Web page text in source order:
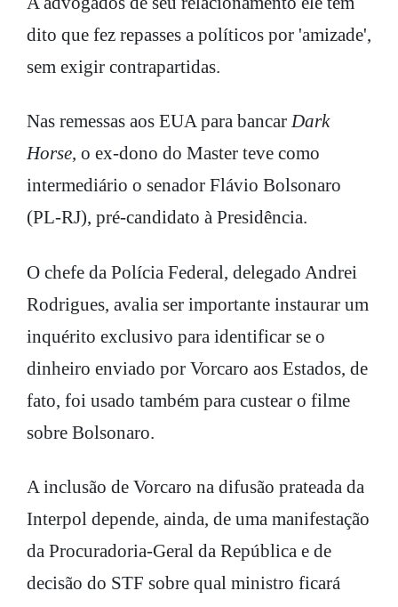
dito que fez repasses a políticos por 'amizade',
sem exigir contrapartidas.
Nas remessas aos EUA para bancar Dark
Horse, o ex-dono do Master teve como
intermediário o senador Flávio Bolsonaro
(PL-RJ), pré-candidato à Presidência.
O chefe da Polícia Federal, delegado Andrei
Rodrigues, avalia ser importante instaurar um
inquérito exclusivo para identificar se o
dinheiro enviado por Vorcaro aos Estados, de
fato, foi usado também para custear o filme
sobre Bolsonaro.
A inclusão de Vorcaro na difusão prateada da
Interpol depende, ainda, de uma manifestação
da Procuradoria-Geral da República e de
decisão do STF sobre qual ministro ficará